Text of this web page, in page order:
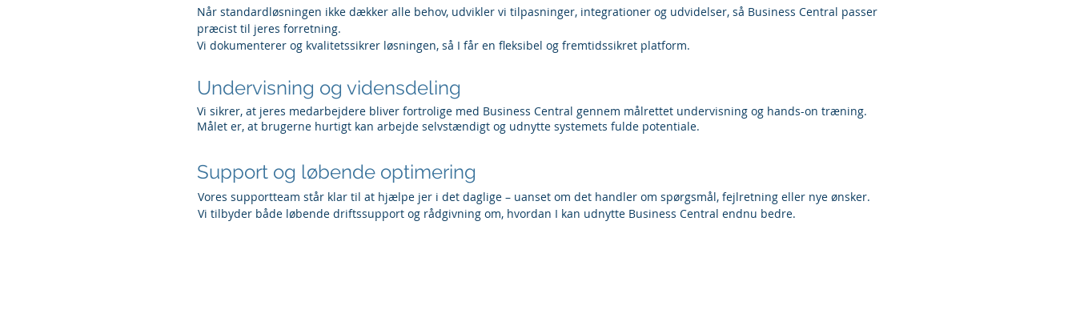
Når standardløsningen ikke dækker alle behov, udvikler vi tilpasninger, integrationer og udvidelser, så Business Central passer
præcist til jeres forretning.
Vi dokumenterer og kvalitetssikrer løsningen, så I får en fleksibel og fremtidssikret platform.
Undervisning og vidensdeling
Vi sikrer, at jeres medarbejdere bliver fortrolige med Business Central gennem målrettet undervisning og hands-on træning.
Målet er, at brugerne hurtigt kan arbejde selvstændigt og udnytte systemets fulde potentiale.
Support og løbende optimering
Vores supportteam står klar til at hjælpe jer i det daglige – uanset om det handler om spørgsmål, fejlretning eller nye ønsker.
Vi tilbyder både løbende driftssupport og rådgivning om, hvordan I kan udnytte Business Central endnu bedre.